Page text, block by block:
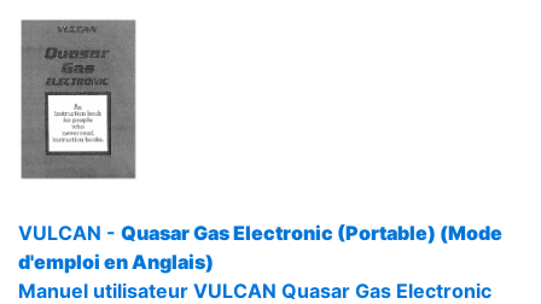
VULCAN - Quasar Gas Electronic (Portable) (Mode
d'emploi en Anglais)
Manuel utilisateur VULCAN Quasar Gas Electronic